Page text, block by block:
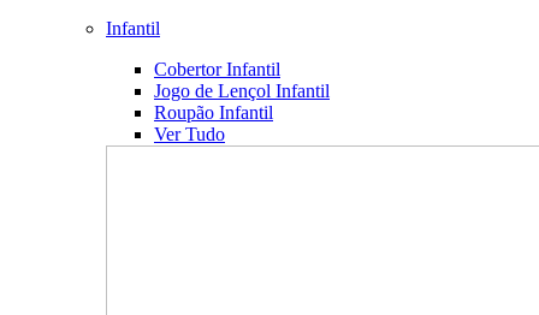
Infantil
Cobertor Infantil
Jogo de Lençol Infantil
Roupão Infantil
Ver Tudo